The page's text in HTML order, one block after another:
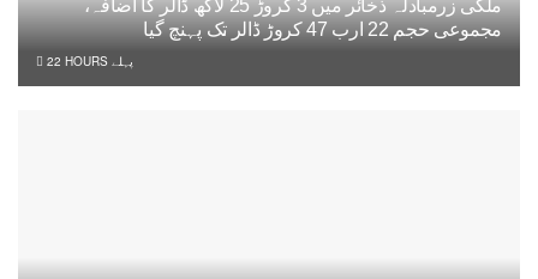
ملکی زرمبادلہ ذخائر میں 3 کروڑ 25 لاکھ ڈالر کا اضافہ،
مجموعی حجم 22 ارب 47 کروڑ ڈالر تک پہنچ گیا
22 HOURS پہلے